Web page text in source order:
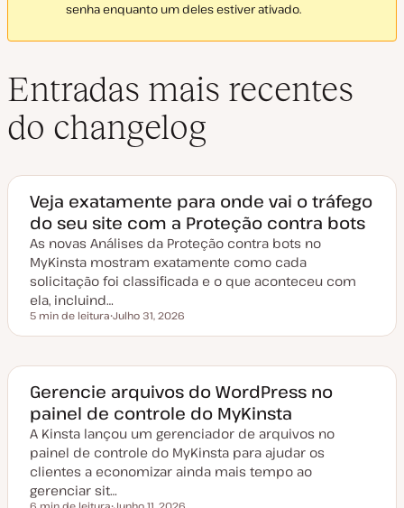
senha enquanto um deles estiver ativado.
Entradas mais recentes
do changelog
Veja exatamente para onde vai o tráfego
do seu site com a Proteção contra bots
As novas Análises da Proteção contra bots no
MyKinsta mostram exatamente como cada
solicitação foi classificada e o que aconteceu com
ela, incluind…
Tempo de leitura
5 min de leitura
a
a
e
a
u
a
i
z
a
ç
ã
Julho 31, 2026
Gerencie arquivos do WordPress no
painel de controle do MyKinsta
A Kinsta lançou um gerenciador de arquivos no
painel de controle do MyKinsta para ajudar os
clientes a economizar ainda mais tempo ao
gerenciar sit…